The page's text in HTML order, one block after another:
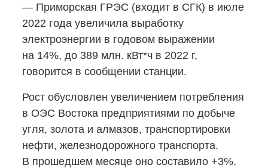
— Приморская ГРЭС (входит в СГК) в июле
2022 года увеличила выработку
электроэнергии в годовом выражении
на 14%, до 389 млн. кВт*ч в 2022 г,
говорится в сообщении станции.
Рост обусловлен увеличением потребления
в ОЭС Востока предприятиями по добыче
угля, золота и алмазов, транспортировки
нефти, железнодорожного транспорта.
В прошедшем месяце оно составило +3%.